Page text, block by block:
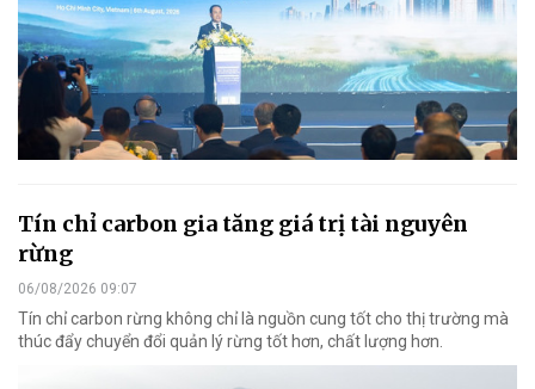
Tín chỉ carbon gia tăng giá trị tài nguyên
rừng
06/08/2026 09:07
Tín chỉ carbon rừng không chỉ là nguồn cung tốt cho thị trường mà
thúc đẩy chuyển đổi quản lý rừng tốt hơn, chất lượng hơn.